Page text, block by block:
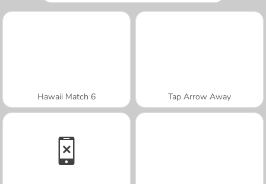
Hawaii Match 6 Tap Arrow Away